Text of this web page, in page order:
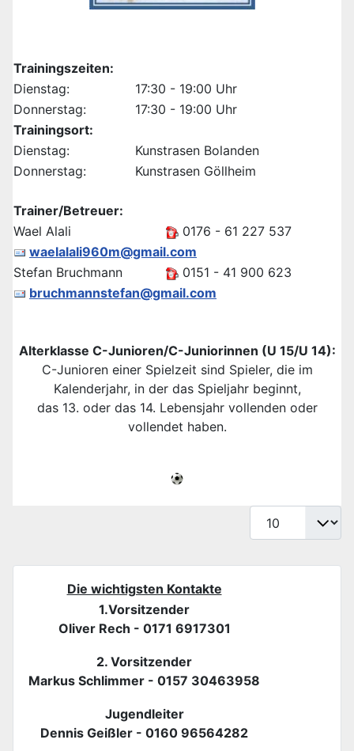
Trainingszeiten:
Dienstag:
17:30 - 19:00 Uhr
Donnerstag:
17:30 - 19:00 Uhr
Trainingsort:
Dienstag:
Kunstrasen Bolanden
Donnerstag:
Kunstrasen Göllheim
Trainer/Betreuer:
Wael Alali
0176 - 61 227 537
waelalali960m@gmail.com
Stefan Bruchmann
0151 - 41 900 623
bruchmannstefan@gmail.com
Alterklasse C-Junioren/C-Juniorinnen (U 15/U 14):
C-Junioren einer Spielzeit sind Spieler, die im
Kalenderjahr, in der das Spieljahr beginnt,
das 13. oder das 14. Lebensjahr vollenden oder
vollendet haben.
Anzeige #
Die wichtigsten Kontakte
1.Vorsitzender
Oliver Rech - 0171 6917301
2. Vorsitzender
Markus Schlimmer - 0157 30463958
Jugendleiter
Dennis Geißler - 0160 96564282